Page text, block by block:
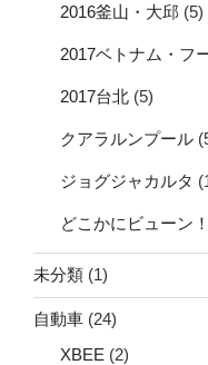
2016釜山・大邱 (5)
2017ベトナム・フ
2017台北 (5)
クアラルンプール
ジョグジャカルタ
どこかにビューン！
未分類 (1)
自動車 (24)
XBEE (2)